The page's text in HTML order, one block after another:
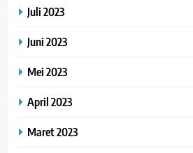
Juli 2023
Juni 2023
Mei 2023
April 2023
Maret 2023